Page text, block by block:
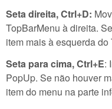
Seta direita, Ctrl+D:
TopBarMenu à direita.
item mais à esquerda
Seta para cima, Ctrl+E:
PopUp. Se não houver
item do menu na parte